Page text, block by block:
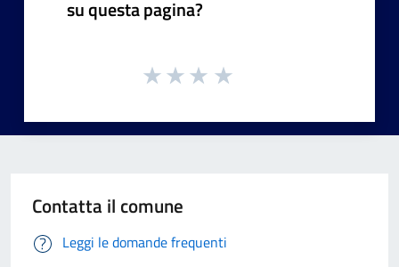
su questa pagina?
Contatta il comune
Leggi le domande frequenti